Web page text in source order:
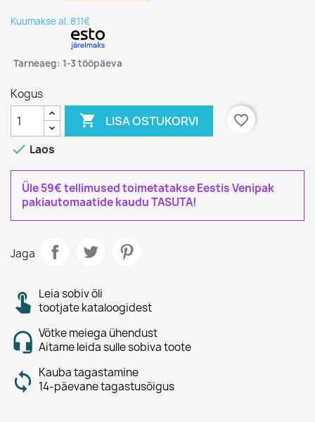
Kuumakse al. 8.11€
Tarneaeg: 1-3 tööpäeva
Kogus
 LISA OSTUKORVI
favorite_border
 Laos
Üle 59€ tellimused toimetatakse Eestis Venipak
pakiautomaatide kaudu TASUTA!
Jaga
Leia sobiv õli
tootjate kataloogidest
Võtke meiega ühendust
Aitame leida sulle sobiva toote
Kauba tagastamine
14-päevane tagastusõigus